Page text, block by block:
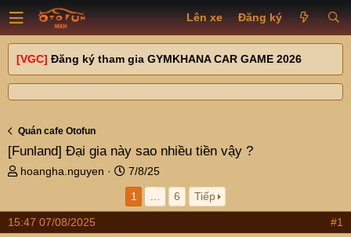
Lên xe Đăng ký
[VGC] Đăng ký tham gia GYMKHANA CAR GAME 2026
Quán cafe Otofun
[Funland] Đại gia này sao nhiều tiền vậy ?
T
e
a
hoangha.nguyen
N
g
à
y
7/8/25
1
6 Tiếp
15:47 07/08/2025 #1